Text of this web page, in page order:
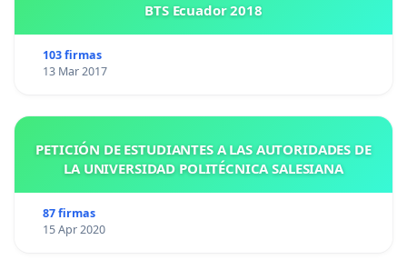
BTS Ecuador 2018
103 firmas
13 Mar 2017
PETICIÓN DE ESTUDIANTES A LAS AUTORIDADES DE
LA UNIVERSIDAD POLITÉCNICA SALESIANA
87 firmas
15 Apr 2020